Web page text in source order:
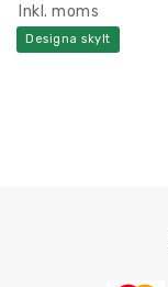
Inkl. moms
Designa skylt